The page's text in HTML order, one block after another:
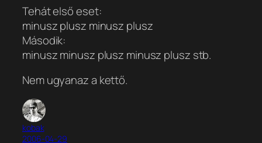
Tehát első eset:
minusz plusz minusz plusz
Második:
minusz minusz plusz minusz plusz stb.
Nem ugyanaz a kettő.
kobak
2006-04-29